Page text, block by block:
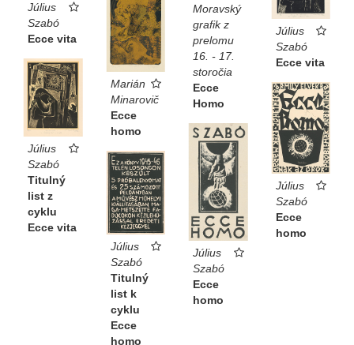
Moravský
grafik z
prelomu
16. - 17.
storočia
Ecce
Homo
Július
Szabó
Ecce vita
Július
Szabó
Ecce vita
Marián
Minarovič
Ecce
homo
Július
Szabó
Titulný
list z
cyklu
Ecce vita
Július
Szabó
Ecce
homo
Július
Szabó
Ecce
homo
Július
Szabó
Titulný
list k
cyklu
Ecce
homo